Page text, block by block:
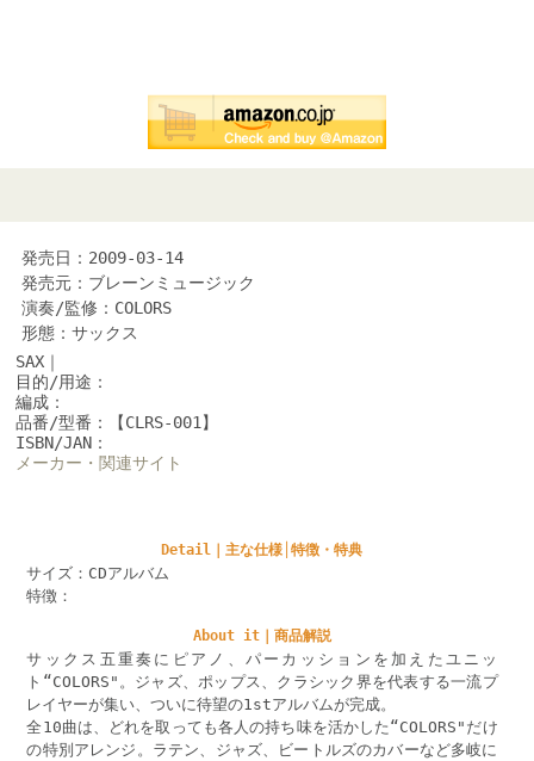
発売日：2009-03-14
発売元：ブレーンミュージック
演奏/監修：COLORS
形態：サックス
SAX｜
目的/用途：
編成：
品番/型番：【CLRS-001】
ISBN/JAN：
メーカー・関連サイト
Detail｜主な仕様│特徴・特典
サイズ：CDアルバム
特徴：
About it｜商品解説
サックス五重奏にピアノ、パーカッションを加えたユニッ
ト“COLORS"。ジャズ、ポップス、クラシック界を代表する一流プ
レイヤーが集い、ついに待望の1stアルバムが完成。
全10曲は、どれを取っても各人の持ち味を活かした“COLORS"だけ
の特別アレンジ。ラテン、ジャズ、ビートルズのカバーなど多岐に